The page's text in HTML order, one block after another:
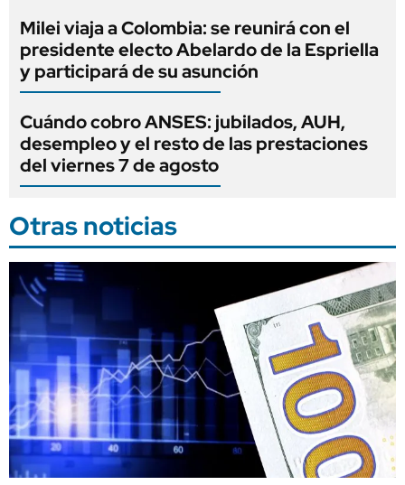
Milei viaja a Colombia: se reunirá con el
presidente electo Abelardo de la Espriella
y participará de su asunción
Cuándo cobro ANSES: jubilados, AUH,
desempleo y el resto de las prestaciones
del viernes 7 de agosto
Otras noticias